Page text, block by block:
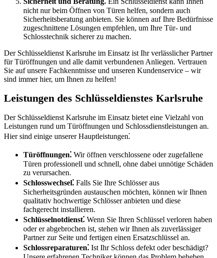
nicht nur beim Öffnen von Türen helfen, sondern auch
Sicherheitsberatung anbieten.​ Sie können auf Ihre Bedürfnisse
zugeschnittene Lösungen empfehlen, um Ihre Tür- und
Schlosstechnik sicherer zu machen.
Der Schlüsseldienst Karlsruhe im Einsatz ist Ihr verlässlicher Partner
für Türöffnungen und alle damit verbundenen Anliegen.​ Vertrauen
Sie auf unsere Fachkenntnisse und unseren Kundenservice – wir
sind immer hier, um Ihnen zu helfen!​
Leistungen des Schlüsseldienstes Karlsruhe
Der Schlüsseldienst Karlsruhe im Einsatz bietet eine Vielzahl von
Leistungen rund um Türöffnungen und Schlossdienstleistungen an.​
Hier sind einige unserer Hauptleistungen⁚
Türöffnungen⁚ Wir öffnen verschlossene oder zugefallene
Türen professionell und schnell, ohne dabei unnötige Schäden
zu verursachen.​
Schlosswechsel⁚ Falls Sie Ihre Schlösser aus
Sicherheitsgründen austauschen möchten, können wir Ihnen
qualitativ hochwertige Schlösser anbieten und diese
fachgerecht installieren.​
Schlüsselnotdienst⁚ Wenn Sie Ihren Schlüssel verloren haben
oder er abgebrochen ist, stehen wir Ihnen als zuverlässiger
Partner zur Seite und fertigen einen Ersatzschlüssel an.​
Schlossreparaturen⁚ Ist Ihr Schloss defekt oder beschädigt?​